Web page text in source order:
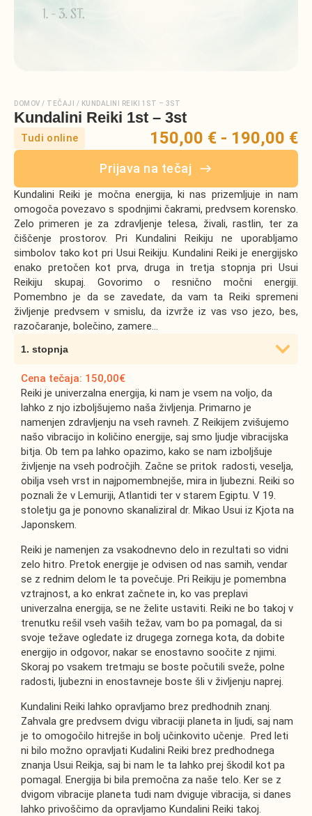
DOMOV / TEČAJI / KUNDALINI REIKI 1ST – 3ST
Kundalini Reiki 1st – 3st
Tudi online 150,00 € - 190,00 €
Prijava na tečaj
Kundalini Reiki je močna energija, ki nas prizemljuje in nam
omogoča povezavo s spodnjimi čakrami, predvsem korensko.
Zelo primeren je za zdravljenje telesa, živali, rastlin, ter za
čiščenje prostorov. Pri Kundalini Reikiju ne uporabljamo
simbolov tako kot pri Usui Reikiju. Kundalini Reiki je energijsko
enako pretočen kot prva, druga in tretja stopnja pri Usui
Reikiju skupaj. Govorimo o resnično močni energiji.
Pomembno je da se zavedate, da vam ta Reiki spremeni
življenje predvsem v smislu, da izvrže iz vas vso jezo, bes,
razočaranje, bolečino, zamere...
1. stopnja
Cena tečaja: 150,00€
Reiki je univerzalna energija, ki nam je vsem na voljo, da
lahko z njo izboljšujemo naša življenja. Primarno je
namenjen zdravljenju na vseh ravneh. Z Reikijem zvišujemo
našo vibracijo in količino energije, saj smo ljudje vibracijska
bitja. Ob tem pa lahko opazimo, kako se nam izboljšuje
življenje na vseh področjih. Začne se pritok radosti, veselja,
obilja vseh vrst in najpomembnejše, mira in ljubezni. Reiki so
poznali že v Lemuriji, Atlantidi ter v starem Egiptu. V 19.
stoletju ga je ponovno skanaliziral dr. Mikao Usui iz Kjota na
Japonskem.
Reiki je namenjen za vsakodnevno delo in rezultati so vidni
zelo hitro. Pretok energije je odvisen od nas samih, vendar
se z rednim delom le ta povečuje. Pri Reikiju je pomembna
vztrajnost, a ko enkrat začnete in, ko vas preplavi
univerzalna energija, se ne želite ustaviti. Reiki ne bo takoj v
trenutku rešil vseh vaših težav, vam bo pa pomagal, da si
svoje težave ogledate iz drugega zornega kota, da dobite
energijo in odgovor, nakar se enostavno soočite z njimi.
Skoraj po vsakem tretmaju se boste počutili sveže, polne
radosti, ljubezni in enostavneje boste šli v življenju naprej.
Kundalini Reiki lahko opravljamo brez predhodnih znanj.
Zahvala gre predvsem dvigu vibraciji planeta in ljudi, saj nam
je to omogočilo hitrejše in bolj učinkovito učenje. Pred leti
ni bilo možno opravljati Kudalini Reiki brez predhodnega
znanja Usui Reikja, saj bi nam le ta lahko prej škodil kot pa
pomagal. Energija bi bila premočna za naše telo. Ker se z
dvigom vibracije planeta tudi nam dviguje vibracija, si danes
lahko privoščimo da opravljamo Kundalini Reiki takoj.